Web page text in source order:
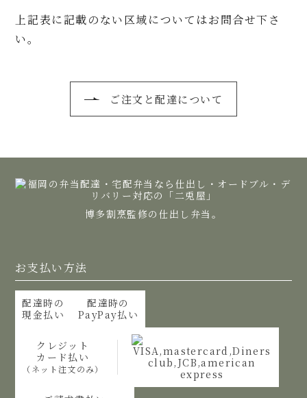
上記表に記載のない区域についてはお問合せ下さ
い。
ご注文と配達について
博多割烹監修の仕出し弁当。
お支払い方法
配達時の
現金払い
配達時の
PayPay払い
クレジット
カード払い
（ネット注文のみ）